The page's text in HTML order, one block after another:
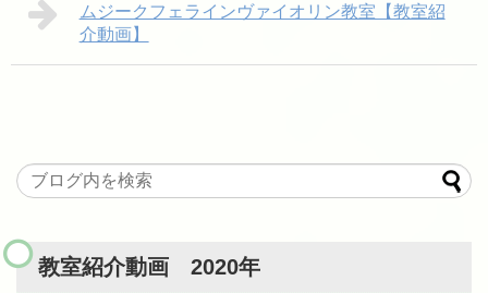
ムジークフェラインヴァイオリン教室【教室紹
介動画】
教室紹介動画 2020年